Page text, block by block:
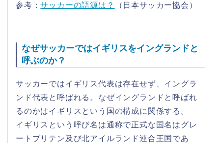
参考：サッカーの語源は？ （日本サッカー協会）
なぜサッカーではイギリスをイングランドと
呼ぶのか？
サッカーではイギリス代表は存在せず、イングラ
ンド代表と呼ばれる。なぜイングランドと呼ばれ
るのかはイギリスという国の構成に関係する。
イギリスという呼び名は通称で正式な国名はグレ
ートブリテン及び北アイルランド連合王国であ